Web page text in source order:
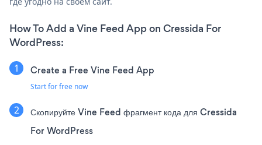
How To Add a Vine Feed App on Cressida For
WordPress:
Create a Free Vine Feed App
Start for free now
Скопируйте Vine Feed фрагмент кода для Cressida
For WordPress